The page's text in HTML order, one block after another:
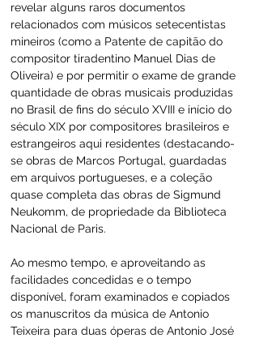
revelar alguns raros documentos
relacionados com músicos setecentistas
mineiros (como a Patente de capitão do
compositor tiradentino Manuel Dias de
Oliveira) e por permitir o exame de grande
quantidade de obras musicais produzidas
no Brasil de fins do século XVIII e início do
século XIX por compositores brasileiros e
estrangeiros aqui residentes (destacando-
se obras de Marcos Portugal, guardadas
em arquivos portugueses, e a coleção
quase completa das obras de Sigmund
Neukomm, de propriedade da Biblioteca
Nacional de Paris.
Ao mesmo tempo, e aproveitando as
facilidades concedidas e o tempo
disponível, foram examinados e copiados
os manuscritos da música de Antonio
Teixeira para duas óperas de Antonio José